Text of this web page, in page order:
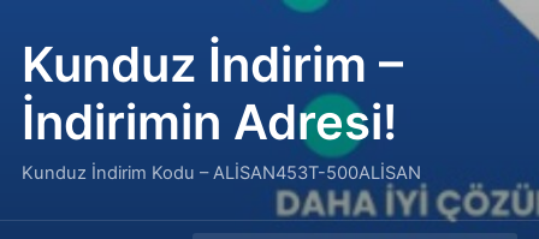
Kunduz İndirim –
İndirimin Adresi!
Kunduz İndirim Kodu – ALİSAN453T-500ALİSAN